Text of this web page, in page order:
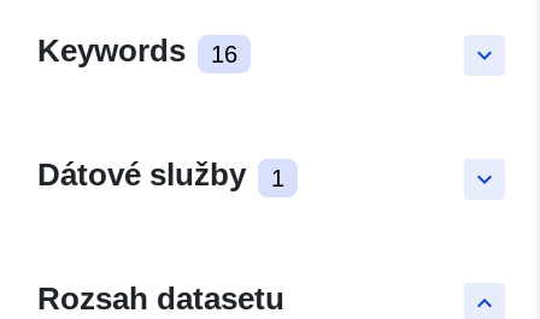
keyboard_arrow_down
Keywords 16
keyboard_arrow_down
Dátové služby 1
keyboard_arrow_up
Rozsah datasetu